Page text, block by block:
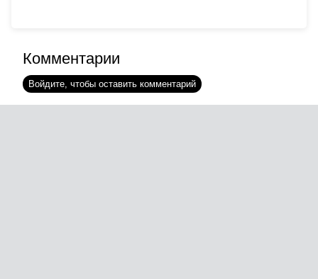
Комментарии
Войдите, чтобы оставить комментарий